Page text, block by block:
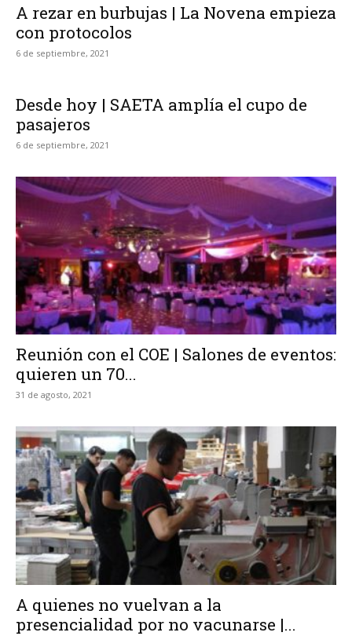
A rezar en burbujas | La Novena empieza
con protocolos
6 de septiembre, 2021
Desde hoy | SAETA amplía el cupo de
pasajeros
6 de septiembre, 2021
Reunión con el COE | Salones de eventos:
quieren un 70...
31 de agosto, 2021
A quienes no vuelvan a la
presencialidad por no vacunarse |...